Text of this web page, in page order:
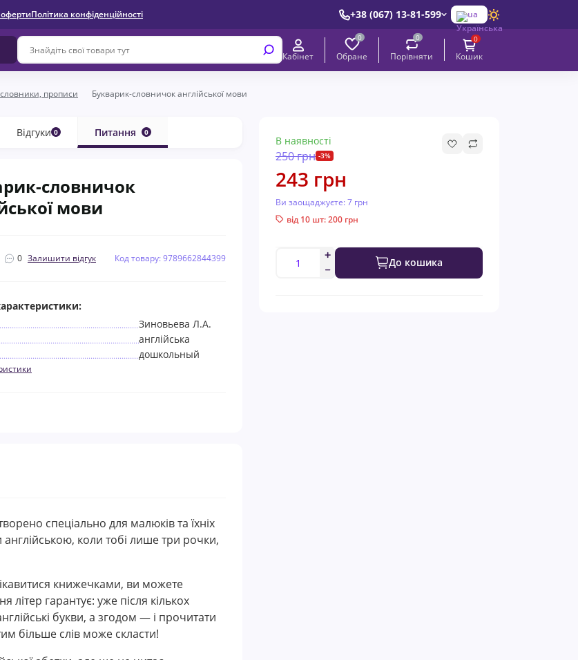
офертиПолітика конфіденційності +38 (067) 13-81-599 ua
Кабінет
0
Обране
0
Порівняти
0
Кошик
словники, прописи Букварик-словничок англійської мови
Відгуки 0 Питання 0
словничок
мови
0 Залишити відгук Код товару: 9789662844399
В наявності
250 грн -3%
243 грн
Ви заощаджуєте:7 грн
від 10 шт: 200 грн
До кошика
Зиновьева Л.А.
англійська
дошкольный
спеціально для малюків та їхніх
англійською, коли тобі лише три рочки,
книжечками, ви можете
гарантує: уже після кількох
букви, а згодом — і прочитати
більше слів може скласти!